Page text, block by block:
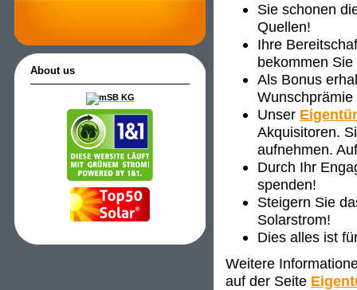
About us
Sie schonen
Quellen!
Ihre
bekommen
Als Bonus
Unser
Akquisitoren.
aufnehmen.
Durch Ihr
spenden!
Steigern Sie
Solarstrom!
Dies alles ist
Weitere
auf der Seite